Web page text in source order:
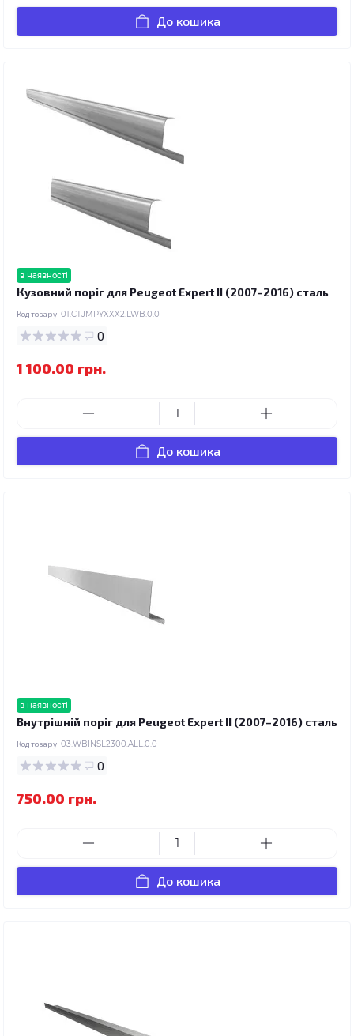
До кошика
в наявності
Кузовний поріг для Peugeot Expert II (2007–2016) сталь
Код товару: 01.CTJMPYXXX2.LWB.0.0
0
1 100.00 грн.
До кошика
в наявності
Внутрішній поріг для Peugeot Expert II (2007–2016) сталь
Код товару: 03.WBINSL2300.ALL.0.0
0
750.00 грн.
До кошика